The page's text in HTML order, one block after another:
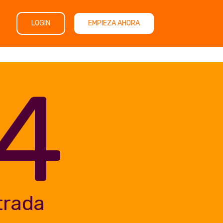
LOGIN EMPIEZA AHORA